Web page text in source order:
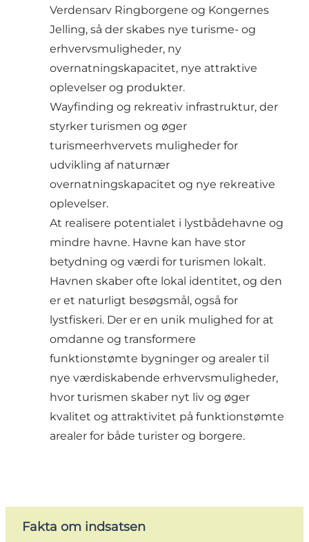
Verdensarv Ringborgene og Kongernes
Jelling, så der skabes nye turisme- og
erhvervsmuligheder, ny
overnatningskapacitet, nye attraktive
oplevelser og produkter.
Wayfinding og rekreativ infrastruktur, der
styrker turismen og øger
turismeerhvervets muligheder for
udvikling af naturnær
overnatningskapacitet og nye rekreative
oplevelser.
At realisere potentialet i lystbådehavne og
mindre havne. Havne kan have stor
betydning og værdi for turismen lokalt.
Havnen skaber ofte lokal identitet, og den
er et naturligt besøgsmål, også for
lystfiskeri. Der er en unik mulighed for at
omdanne og transformere
funktionstømte bygninger og arealer til
nye værdiskabende erhvervsmuligheder,
hvor turismen skaber nyt liv og øger
kvalitet og attraktivitet på funktionstømte
arealer for både turister og borgere.
Fakta om indsatsen